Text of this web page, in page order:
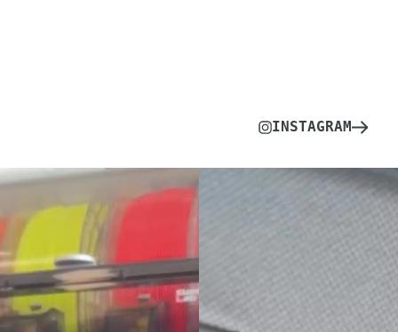
INSTAGRAM